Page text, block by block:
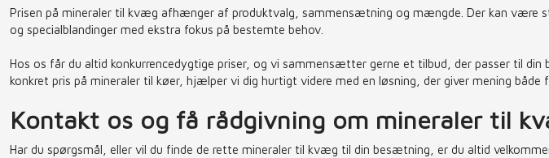
Prisen på mineraler til kvæg afhænger af produktvalg, sammensætning og mængde. Der kan være
og specialblandinger med ekstra fokus på bestemte behov.
Hos os får du altid konkurrencedygtige priser, og vi sammensætter gerne et tilbud, der passer til din
konkret pris på mineraler til køer, hjælper vi dig hurtigt videre med en løsning, der giver mening både
Kontakt os og få rådgivning om mineraler til
Har du spørgsmål, eller vil du finde de rette mineraler til kvæg til din besætning, er du altid